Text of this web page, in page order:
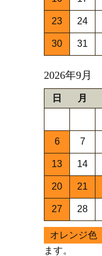
23 24
30 31
2026年9月
日 月
6 7
13 14
20 21
27 28
オレンジ色
ます。